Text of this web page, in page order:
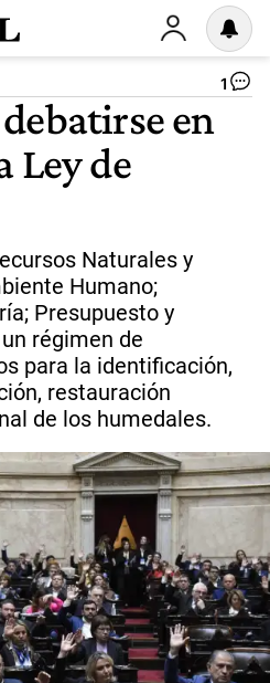
1
en
Ley de
Naturales y
Humano;
Presupuesto y
régimen de
para la identificación,
restauración
de los humedales.